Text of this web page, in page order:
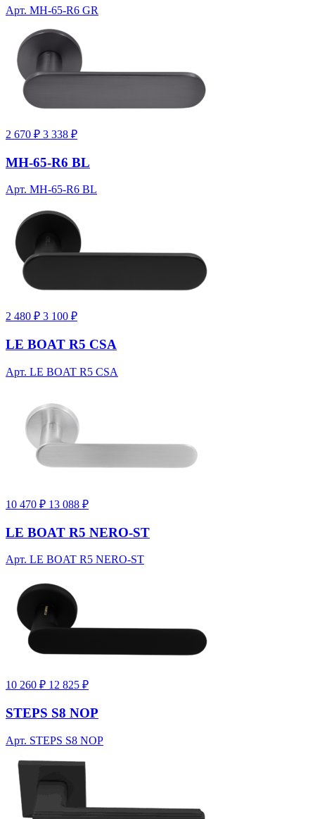
Арт. MH-65-R6 GR
2 670 ₽ 3 338 ₽
MH-65-R6 BL
Арт. MH-65-R6 BL
2 480 ₽ 3 100 ₽
LE BOAT R5 CSA
Арт. LE BOAT R5 CSA
10 470 ₽ 13 088 ₽
LE BOAT R5 NERO-ST
Арт. LE BOAT R5 NERO-ST
10 260 ₽ 12 825 ₽
STEPS S8 NOP
Арт. STEPS S8 NOP